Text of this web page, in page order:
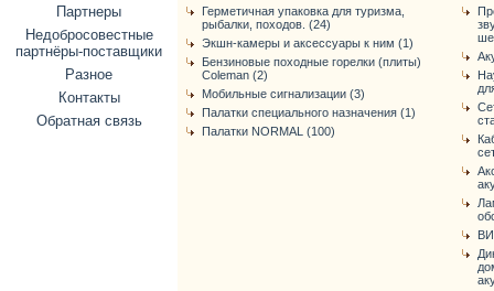
Партнеры
Недобросовестные
партнёры-поставщики
Разное
Контакты
Обратная связь
Герметичная упаковка для туризма,
рыбалки, походов. (24)
Экшн-камеры и аксессуары к ним (1)
Бензиновые походные горелки (плиты)
Coleman (2)
Мобильные сигнализации (3)
Палатки специального назначения (1)
Палатки NORMAL (100)